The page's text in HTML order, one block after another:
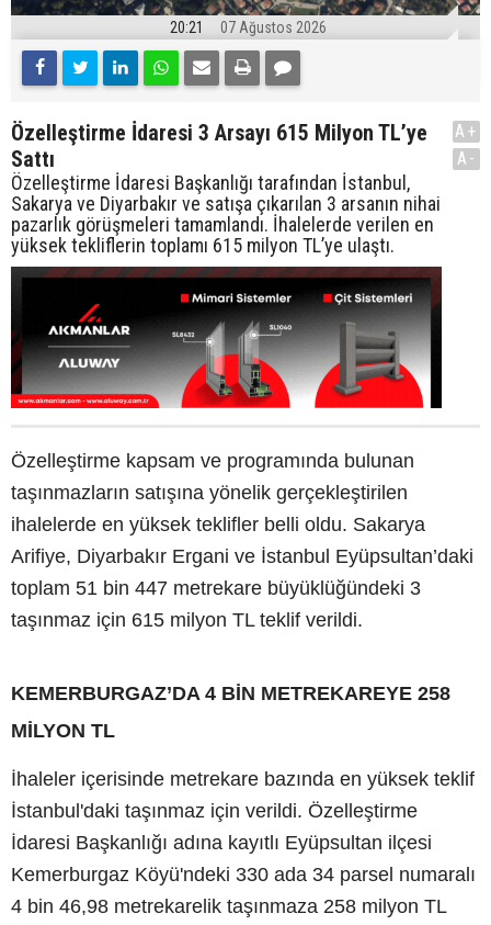
20:21 07 Ağustos 2026
Özelleştirme İdaresi 3 Arsayı 615 Milyon TL’ye
Sattı
Özelleştirme İdaresi Başkanlığı tarafından İstanbul,
Sakarya ve Diyarbakır ve satışa çıkarılan 3 arsanın nihai
pazarlık görüşmeleri tamamlandı. İhalelerde verilen en
yüksek tekliflerin toplamı 615 milyon TL’ye ulaştı.
A+
A-
Özelleştirme kapsam ve programında bulunan
taşınmazların satışına yönelik gerçekleştirilen
ihalelerde en yüksek teklifler belli oldu. Sakarya
Arifiye, Diyarbakır Ergani ve İstanbul Eyüpsultan’daki
toplam 51 bin 447 metrekare büyüklüğündeki 3
taşınmaz için 615 milyon TL teklif verildi.
KEMERBURGAZ’DA 4 BİN METREKAREYE 258
MİLYON TL
İhaleler içerisinde metrekare bazında en yüksek teklif
İstanbul'daki taşınmaz için verildi. Özelleştirme
İdaresi Başkanlığı adına kayıtlı Eyüpsultan ilçesi
Kemerburgaz Köyü'ndeki 330 ada 34 parsel numaralı
4 bin 46,98 metrekarelik taşınmaza 258 milyon TL